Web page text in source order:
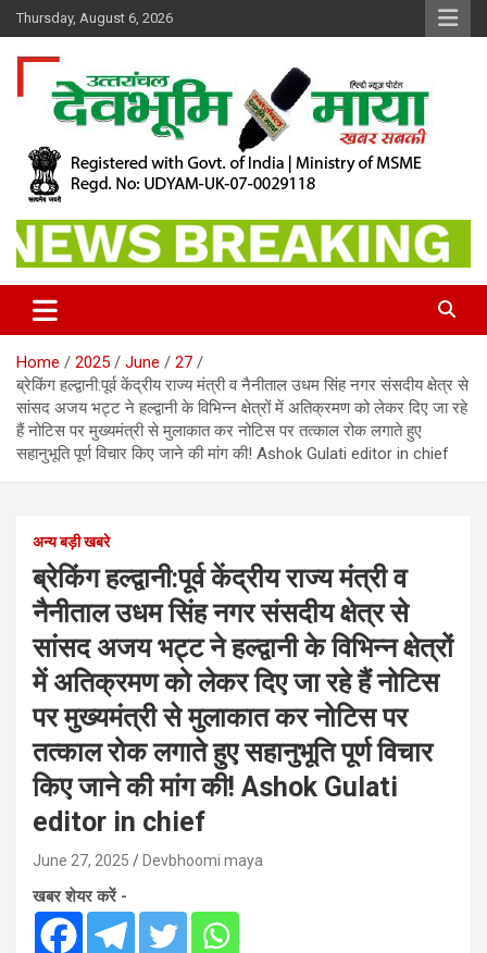
Skip
to
content
Thursday, August 6, 2026
Dev Bhoomi Maya
Home 2025 June
27
ब्रेकिंग हल्द्वानी:पूर्व केंद्रीय राज्य मंत्री व नैनीताल उधम सिंह नगर संसदीय क्षेत्र से
सांसद अजय भट्ट ने हल्द्वानी के विभिन्न क्षेत्रों में अतिक्रमण को लेकर दिए जा रहे
हैं नोटिस पर मुख्यमंत्री से मुलाकात कर नोटिस पर तत्काल रोक लगाते हुए
सहानुभूति पूर्ण विचार किए जाने की मांग की! Ashok Gulati editor in chief
अन्य बड़ी खबरे
ब्रेकिंग हल्द्वानी:पूर्व केंद्रीय राज्य मंत्री व
नैनीताल उधम सिंह नगर संसदीय क्षेत्र से
सांसद अजय भट्ट ने हल्द्वानी के विभिन्न क्षेत्रों
में अतिक्रमण को लेकर दिए जा रहे हैं नोटिस
पर मुख्यमंत्री से मुलाकात कर नोटिस पर
तत्काल रोक लगाते हुए सहानुभूति पूर्ण विचार
किए जाने की मांग की! Ashok Gulati
editor in chief
June 27, 2025 Devbhoomi maya
खबर शेयर करें -